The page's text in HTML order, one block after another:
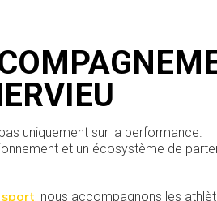
uniquement sur la performance.
et un écosystème de
sport, nous accompagnons les